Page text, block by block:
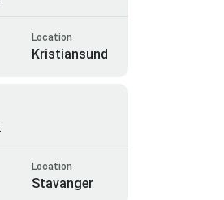
Location
Kristiansund
Location
Stavanger